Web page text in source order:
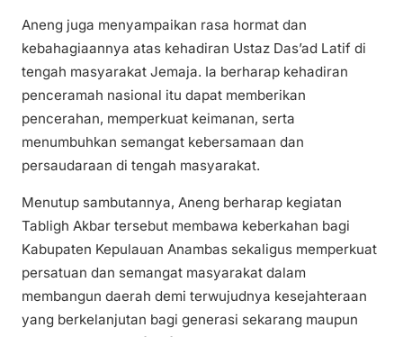
Aneng juga menyampaikan rasa hormat dan
kebahagiaannya atas kehadiran Ustaz Das’ad Latif di
tengah masyarakat Jemaja. Ia berharap kehadiran
penceramah nasional itu dapat memberikan
pencerahan, memperkuat keimanan, serta
menumbuhkan semangat kebersamaan dan
persaudaraan di tengah masyarakat.
Menutup sambutannya, Aneng berharap kegiatan
Tabligh Akbar tersebut membawa keberkahan bagi
Kabupaten Kepulauan Anambas sekaligus memperkuat
persatuan dan semangat masyarakat dalam
membangun daerah demi terwujudnya kesejahteraan
yang berkelanjutan bagi generasi sekarang maupun